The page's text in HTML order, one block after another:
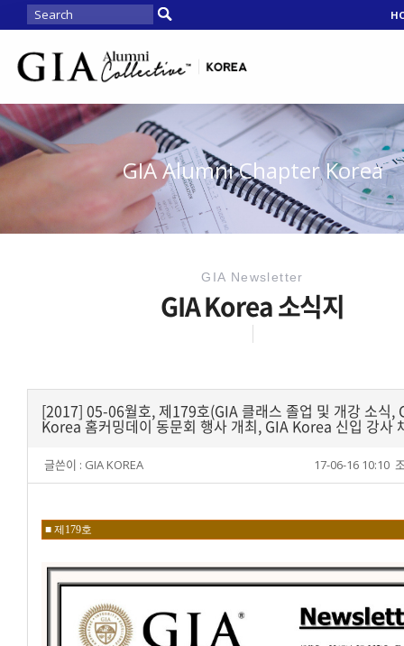
GIA Alumni Chapter Korea
GIA Newsletter
GIA Korea 소식지
[2017] 05-06월호, 제179호(GIA 클래스 졸업 및 개강 소식,
Korea 홈커밍데이 동문회 행사 개최, GIA Korea 신입 강사
글쓴이 : GIA KOREA 17-06-16 10:10
■ 제179호